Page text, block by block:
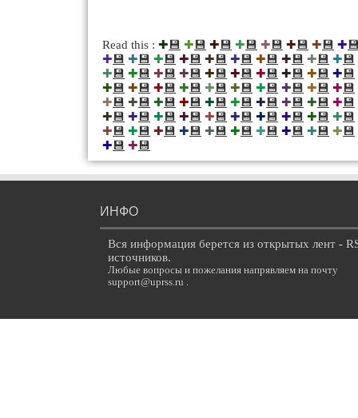
Read this : ✚💾 ✚💾 ✚💾 ✚💾 ✚💾 ✚💾 ✚💾 ✚
✚💾 ✚💾 ✚💾 ✚💾 ✚💾 ✚💾 ✚💾 ✚💾 ✚💾 ✚💾
✚💾 ✚💾 ✚💾 ✚💾 ✚💾 ✚💾 ✚💾 ✚💾 ✚💾 ✚💾
✚💾 ✚💾 ✚💾 ✚💾 ✚💾 ✚💾 ✚💾 ✚💾 ✚💾 ✚💾
✚💾 ✚💾 ✚💾 ✚💾 ✚💾 ✚💾 ✚💾 ✚💾 ✚💾 ✚💾
✚💾 ✚💾 ✚💾 ✚💾 ✚💾 ✚💾 ✚💾 ✚💾 ✚💾 ✚💾
✚💾 ✚💾 ✚💾 ✚💾 ✚💾 ✚💾 ✚💾 ✚💾 ✚💾 ✚💾
✚💾 ✚💾
ИНФО
Вся информация берется из открытых лент -
источников.
Любые вопросы и пожелания напрявляем на почту
support@uprss.ru .